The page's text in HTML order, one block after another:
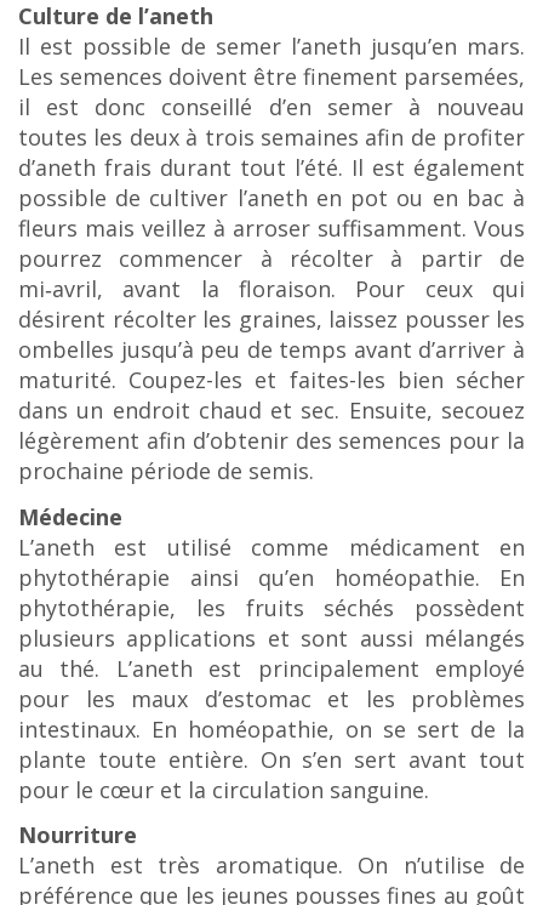
Culture de l’aneth
Il est possible de semer l’aneth jusqu’en mars.
Les semences doivent être finement parsemées,
il est donc conseillé d’en semer à nouveau
toutes les deux à trois semaines afin de profiter
d’aneth frais durant tout l’été. Il est également
possible de cultiver l’aneth en pot ou en bac à
fleurs mais veillez à arroser suffisamment. Vous
pourrez commencer à récolter à partir de
mi‑avril, avant la floraison. Pour ceux qui
désirent récolter les graines, laissez pousser les
ombelles jusqu’à peu de temps avant d’arriver à
maturité. Coupez-les et faites-les bien sécher
dans un endroit chaud et sec. Ensuite, secouez
légèrement afin d’obtenir des semences pour la
prochaine période de semis.
Médecine
L’aneth est utilisé comme médicament en
phytothérapie ainsi qu’en homéopathie. En
phytothérapie, les fruits séchés possèdent
plusieurs applications et sont aussi mélangés
au thé. L’aneth est principalement employé
pour les maux d’estomac et les problèmes
intestinaux. En homéopathie, on se sert de la
plante toute entière. On s’en sert avant tout
pour le cœur et la circulation sanguine.
Nourriture
L’aneth est très aromatique. On n’utilise de
préférence que les jeunes pousses fines au goût